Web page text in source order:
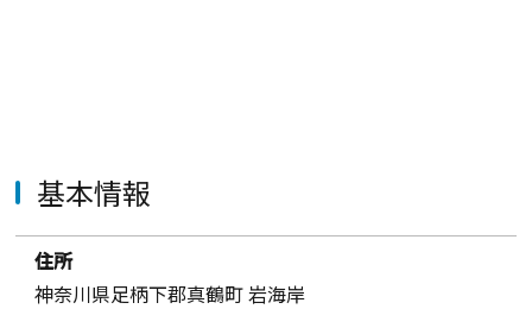
基本情報
住所
神奈川県足柄下郡真鶴町 岩海岸